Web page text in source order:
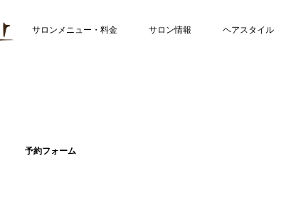
サロンメニュー・料金 サロン情報 ヘアスタイル
予約フォーム